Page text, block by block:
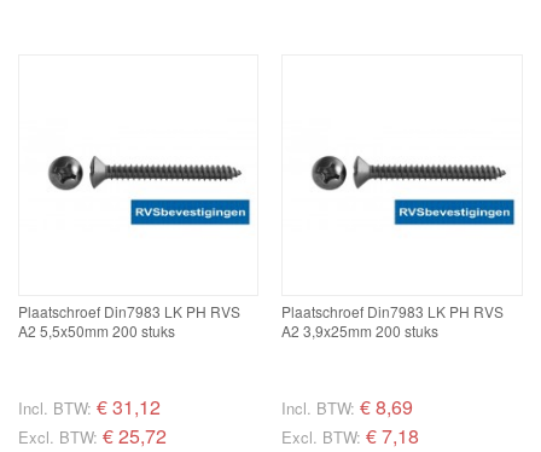
Plaatschroef Din7983 LK PH RVS
A2 5,5x50mm 200 stuks
Incl. BTW: €31,12
Excl. BTW: € 25,72
Plaatschroef Din7983 LK PH RVS
A2 3,9x25mm 200 stuks
Incl. BTW: €8,69
Excl. BTW: € 7,18